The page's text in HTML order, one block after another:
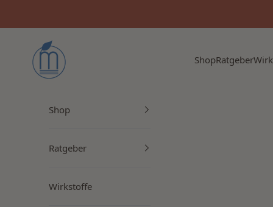
Myrto Naturkosmetik
ShopRatgeber
Shop
Ratgeber
Wirkstoffe